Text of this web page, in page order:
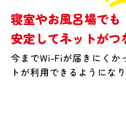
寝室やお風呂場でも
安定してネットがつ
今までWi-Fiが届きにくか
トが利用できるようになり